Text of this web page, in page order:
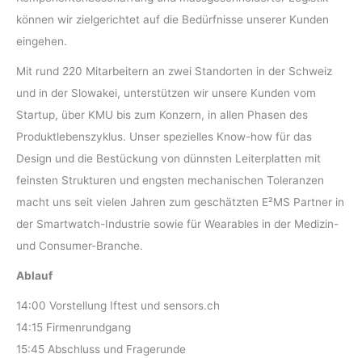
können wir zielgerichtet auf die Bedürfnisse unserer Kunden
eingehen.
Mit rund 220 Mitarbeitern an zwei Standorten in der Schweiz
und in der Slowakei, unterstützen wir unsere Kunden vom
Startup, über KMU bis zum Konzern, in allen Phasen des
Produktlebenszyklus. Unser spezielles Know-how für das
Design und die Bestückung von dünnsten Leiterplatten mit
feinsten Strukturen und engsten mechanischen Toleranzen
macht uns seit vielen Jahren zum geschätzten E²MS Partner in
der Smartwatch-Industrie sowie für Wearables in der Medizin-
und Consumer-Branche.
Ablauf
14:00 Vorstellung Iftest und sensors.ch
14:15 Firmenrundgang
15:45 Abschluss und Fragerunde